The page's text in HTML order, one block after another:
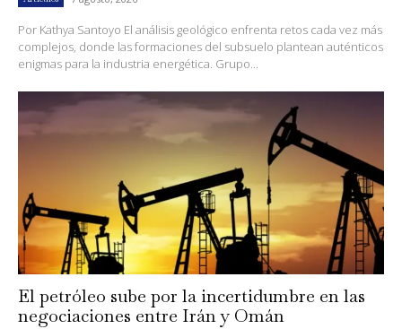
Por Kathya Santoyo El análisis geológico enfrenta retos cada vez más
complejos, donde las formaciones del subsuelo plantean auténticos
enigmas para la industria energética. Grupo...
El petróleo sube por la incertidumbre en las
negociaciones entre Irán y Omán